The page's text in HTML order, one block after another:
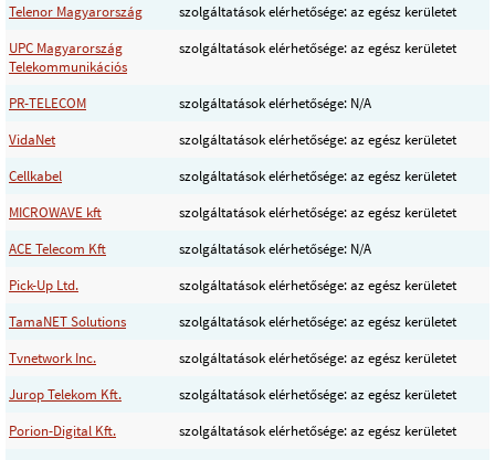
Telenor Magyarország
szolgáltatások elérhetősége: az egész kerületet
UPC Magyarország
Telekommunikációs
szolgáltatások elérhetősége: az egész kerületet
PR-TELECOM
szolgáltatások elérhetősége: N/A
VidaNet
szolgáltatások elérhetősége: az egész kerületet
Cellkabel
szolgáltatások elérhetősége: az egész kerületet
MICROWAVE kft
szolgáltatások elérhetősége: az egész kerületet
ACE Telecom Kft
szolgáltatások elérhetősége: N/A
Pick-Up Ltd.
szolgáltatások elérhetősége: az egész kerületet
TamaNET Solutions
szolgáltatások elérhetősége: az egész kerületet
Tvnetwork Inc.
szolgáltatások elérhetősége: az egész kerületet
Jurop Telekom Kft.
szolgáltatások elérhetősége: az egész kerületet
Porion-Digital Kft.
szolgáltatások elérhetősége: az egész kerületet